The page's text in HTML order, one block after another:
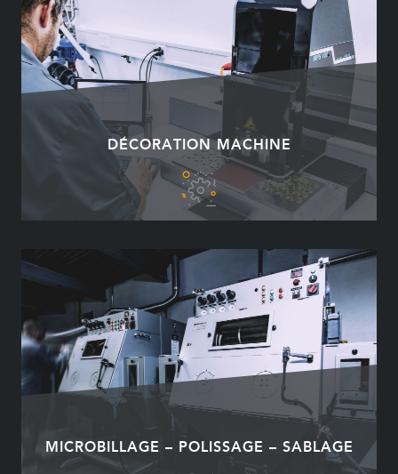
DÉCORATION MACHINE
MICROBILLAGE – POLISSAGE – SABLAGE